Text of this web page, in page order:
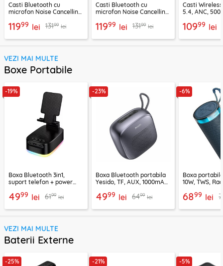
Casti Bluetooth cu
microfon Noise Cancelling
11999 lei 13199 lei
Casti Bluetooth cu
microfon Noise Cancelling
11999 lei 13199 lei
Casti
5.4, ANC,
10999 lei
VEZI MAI MULTE
Boxe Portabile
-19%
Boxa Bluetooth 3in1,
suport telefon + power
BR200
4999 lei 6199 lei
-23%
Boxa Bluetooth portabila
Yesido, TF, AUX, 1000mAh,
4999 lei 6499 lei
-6%
Boxa
10W, TWS,
6899 lei
VEZI MAI MULTE
Baterii Externe
-25% -21% -5%